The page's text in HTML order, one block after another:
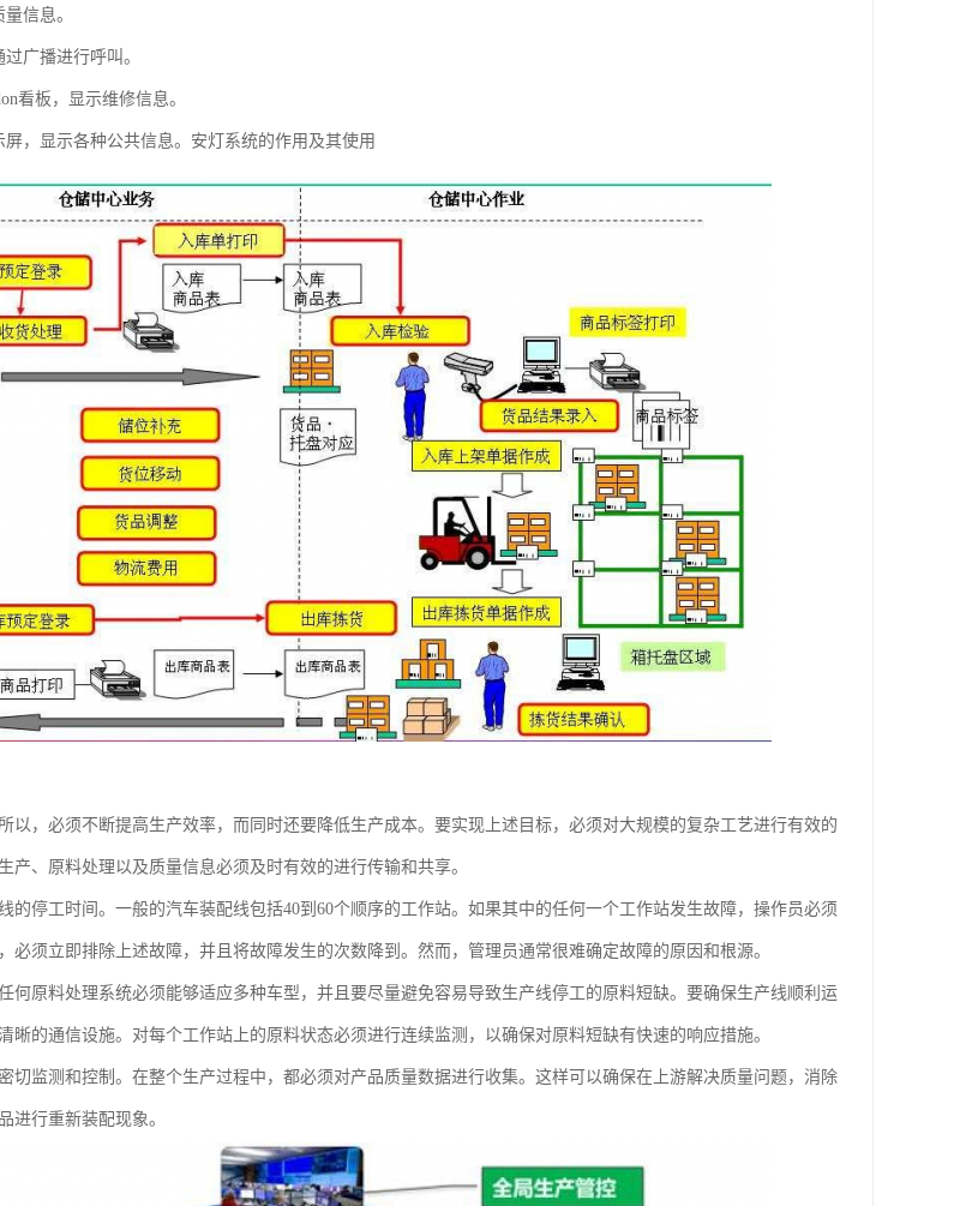
信息。
广播进行呼叫。
看板，显示维修信息。
，显示各种公共信息。安灯系统的作用及其使用
以，必须不断提高生产效率，而同时还要降低生产成本。要实现上述目标，必须对大规模的复杂工艺进行有效的
产、原料处理以及质量信息必须及时有效的进行传输和共享。
的停工时间。一般的汽车装配线包括40到60个顺序的工作站。如果其中的任何一个工作站发生故障，操作员必须
必须立即排除上述故障，并且将故障发生的次数降到。然而，管理员通常很难确定故障的原因和根源。
何原料处理系统必须能够适应多种车型，并且要尽量避免容易导致生产线停工的原料短缺。要确保生产线顺利运
晰的通信设施。对每个工作站上的原料状态必须进行连续监测，以确保对原料短缺有快速的响应措施。
切监测和控制。在整个生产过程中，都必须对产品质量数据进行收集。这样可以确保在上游解决质量问题，消除
进行重新装配现象。